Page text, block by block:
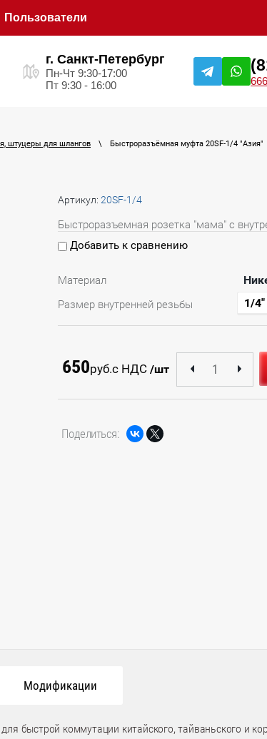
Пользователи
г. Санкт-Петербург
Пн-Чт 9:30-17:00
Пт 9:30 - 16:00
штуцеры для шлангов \ Быстроразъёмная муфта 20SF-1/4 "Азия"
Артикул: 20SF-1/4
Быстроразъемная розетка "мама" с
Добавить к сравнению
Материал
Размер внутренней резьбы
650руб.с НДС /шт
Поделиться:
Модификации
быстрой коммутации китайского, тайваньского и